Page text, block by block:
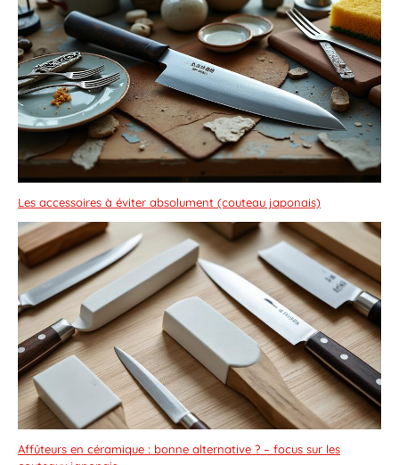
Les accessoires à éviter absolument (couteau japonais)
Affûteurs en céramique : bonne alternative ? – focus sur les